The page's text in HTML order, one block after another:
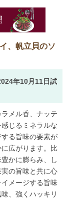
、帆立貝のソ
年10月11日試
メル香、ナッテ
じるミネラルな
る旨味の要素が
広がります。比
かに膨らみ、し
の旨味と共に心
メージする旨味
、強くハッキリ